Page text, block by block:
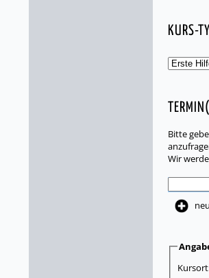
KURS-
Bitte
Wir